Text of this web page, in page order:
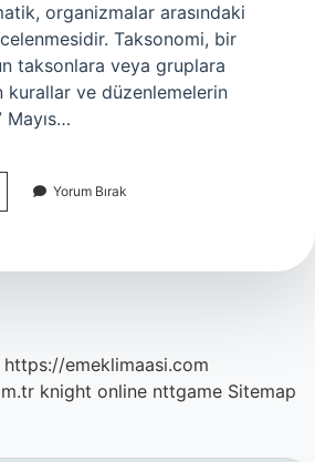
organizmalar arasındaki
Taksonomi, bir
taksonlara veya gruplara
kurallar ve düzenlemelerin
Mayıs…
Yorum Bırak
https://emeklimaasi.com
knight online nttgame Sitemap